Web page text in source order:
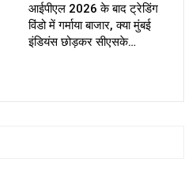
आईपीएल 2026 के बाद ट्रेडिंग
विंडो में गर्माया बाजार, क्या मुंबई
इंडियंस छोड़कर सीएसके…